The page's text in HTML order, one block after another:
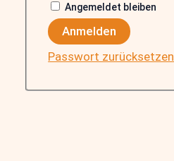
Angemeldet bleiben
Anmelden
Passwort zurücksetzen